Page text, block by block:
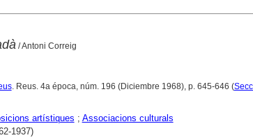
/ Antoni Correig
. Reus. 4a época, núm. 196 (Diciembre 1968), p. 645-646 (
artístiques ; Associacions culturals
1937)